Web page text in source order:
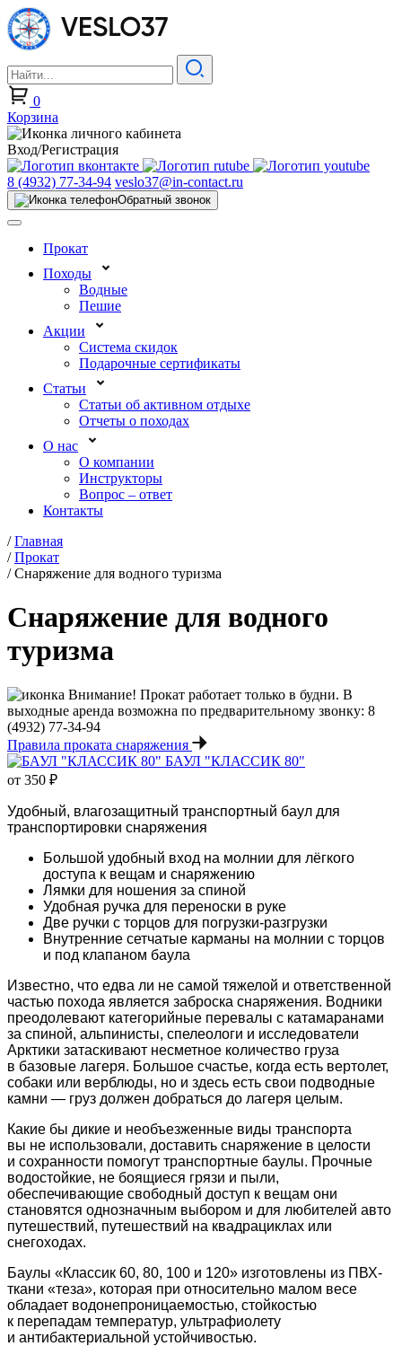
0
Корзина
Вход/Регистрация
8 (4932) 77-34-94 veslo37@in-contact.ru
Обратный звонок
Прокат
Походы
Водные
Пешие
Акции
Система скидок
Подарочные сертификаты
Статьи
Статьи об активном отдыхе
Отчеты о походах
О нас
О компании
Инструкторы
Вопрос – ответ
Контакты
/Главная
/Прокат
/Снаряжение для водного туризма
Снаряжение для водного
туризма
Внимание! Прокат работает только в будни. В
выходные аренда возможна по предварительному звонку: 8
(4932) 77-34-94
Правила проката снаряжения
БАУЛ "КЛАССИК 80"
от 350 ₽
Удобный, влагозащитный транспортный баул для
транспортировки снаряжения
Большой удобный вход на молнии для лёгкого
доступа к вещам и снаряжению
Лямки для ношения за спиной
Удобная ручка для переноски в руке
Две ручки с торцов для погрузки-разгрузки
Внутренние сетчатые карманы на молнии с торцов
и под клапаном баула
Известно, что едва ли не самой тяжелой и ответственной
частью похода является заброска снаряжения. Водники
преодолевают категорийные перевалы с катамаранами
за спиной, альпинисты, спелеологи и исследователи
Арктики затаскивают несметное количество груза
в базовые лагеря. Большое счастье, когда есть вертолет,
собаки или верблюды, но и здесь есть свои подводные
камни — груз должен добраться до лагеря целым.
Какие бы дикие и необъезженные виды транспорта
вы не использовали, доставить снаряжение в целости
и сохранности помогут транспортные баулы. Прочные
водостойкие, не боящиеся грязи и пыли,
обеспечивающие свободный доступ к вещам они
становятся однозначным выбором и для любителей авто
путешествий, путешествий на квадрациклах или
снегоходах.
Баулы «Классик 60, 80, 100 и 120» изготовлены из ПВХ-
ткани «теза», которая при относительно малом весе
обладает водонепроницаемостью, стойкостью
к перепадам температур, ультрафиолету
и антибактериальной устойчивостью.